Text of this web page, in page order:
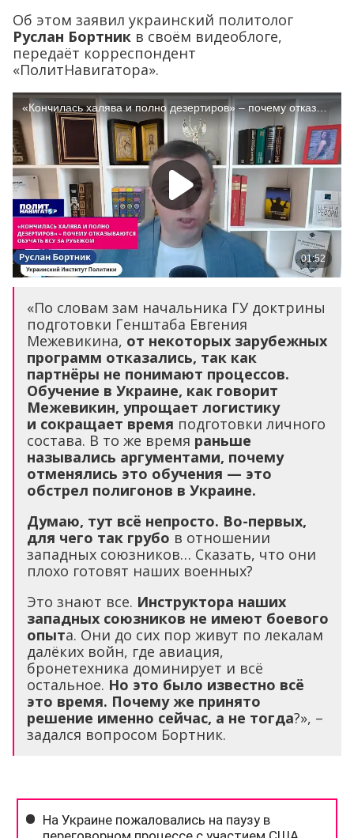
Об этом заявил украинский политолог
Руслан Бортник в своём видеоблоге,
передаёт корреспондент
«ПолитНавигатора».
«По словам зам начальника ГУ доктрины
подготовки Генштаба Евгения
Межевикина, от некоторых зарубежных
программ отказались, так как
партнёры не понимают процессов.
Обучение в Украине, как говорит
Межевикин, упрощает логистику
и сокращает время подготовки личного
состава. В то же время раньше
назывались аргументами, почему
отменялись это обучения — это
обстрел полигонов в Украине.
Думаю, тут всё непросто. Во-первых,
для чего так грубо в отношении
западных союзников… Сказать, что они
плохо готовят наших военных?
Это знают все. Инструктора наших
западных союзников не имеют боевого
опыта. Они до сих пор живут по лекалам
далёких войн, где авиация,
бронетехника доминирует и всё
остальное. Но это было известно всё
это время. Почему же принято
решение именно сейчас, а не тогда?», –
задался вопросом Бортник.